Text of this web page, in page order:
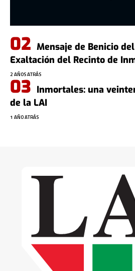
Mensaje de Benicio
Exaltación del Recinto de
2 AÑOS ATRÁS
Inmortales: una
de la LAI
1 AÑO ATRÁS